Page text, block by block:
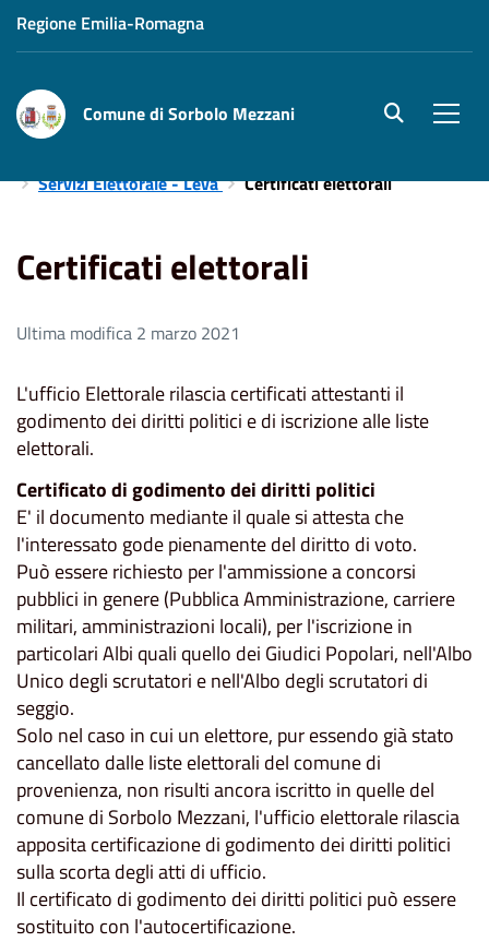
Regione Emilia-Romagna
Comune di Sorbolo Mezzani site.searc
Servizi Elettorale - Leva
Certificati elettorali
Certificati elettorali
Ultima modifica 2 marzo 2021
L'ufficio Elettorale rilascia certificati attestanti il
godimento dei diritti politici e di iscrizione alle liste
elettorali.
Certificato di godimento dei diritti politici
E' il documento mediante il quale si attesta che
l'interessato gode pienamente del diritto di voto.
Può essere richiesto per l'ammissione a concorsi
pubblici in genere (Pubblica Amministrazione, carriere
militari, amministrazioni locali), per l'iscrizione in
particolari Albi quali quello dei Giudici Popolari, nell'Albo
Unico degli scrutatori e nell'Albo degli scrutatori di
seggio.
Solo nel caso in cui un elettore, pur essendo già stato
cancellato dalle liste elettorali del comune di
provenienza, non risulti ancora iscritto in quelle del
comune di Sorbolo Mezzani, l'ufficio elettorale rilascia
apposita certificazione di godimento dei diritti politici
sulla scorta degli atti di ufficio.
Il certificato di godimento dei diritti politici può essere
sostituito con l'autocertificazione.